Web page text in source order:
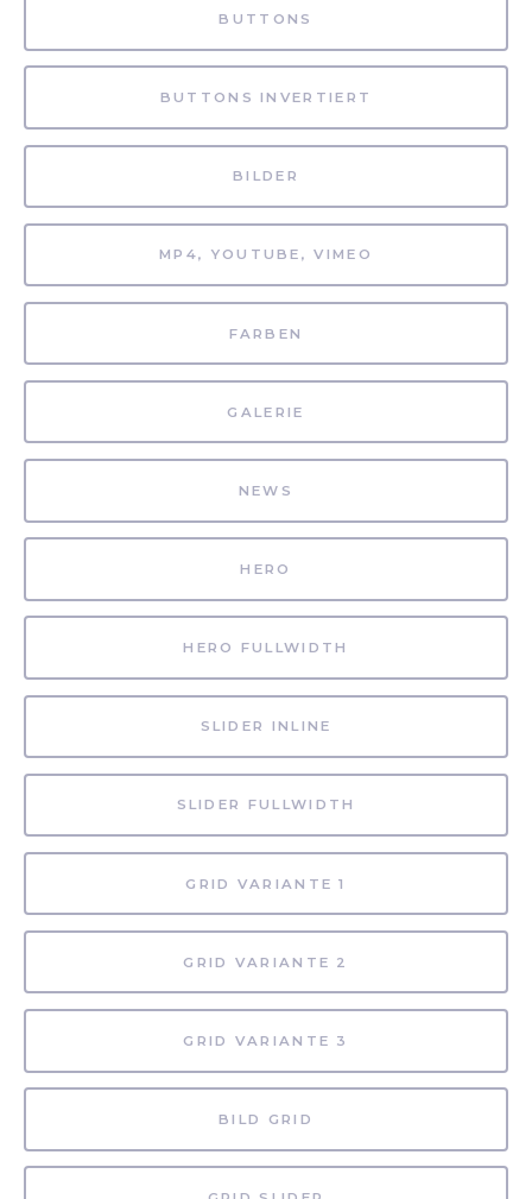
BUTTONS
BUTTONS INVERTIERT
BILDER
MP4, YOUTUBE, VIMEO
FARBEN
GALERIE
NEWS
HERO
HERO FULLWIDTH
SLIDER INLINE
SLIDER FULLWIDTH
GRID VARIANTE 1
GRID VARIANTE 2
GRID VARIANTE 3
BILD GRID